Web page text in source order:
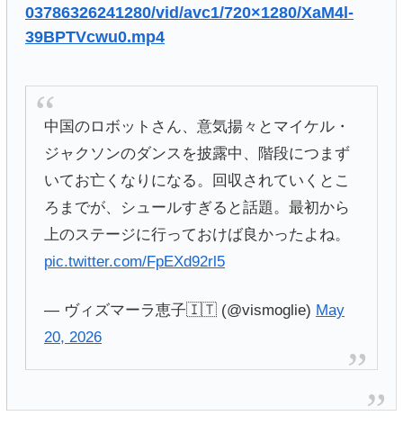
03786326241280/vid/avc1/720×1280/XaM4l-
39BPTVcwu0.mp4
中国のロボットさん、意気揚々とマイケル・
ジャクソンのダンスを披露中、階段につまず
いてお亡くなりになる。回収されていくとこ
ろまでが、シュールすぎると話題。最初から
上のステージに行っておけば良かったよね。
pic.twitter.com/FpEXd92rl5
— ヴィズマーラ恵子🇮🇹 (@vismoglie) May
20, 2026